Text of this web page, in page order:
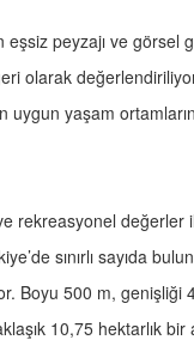
peyzajı ve görsel
olarak
uygun yaşam
rekreasyonel değerler
sınırlı sayıda
Boyu 500 m, genişliği
10,75 hektarlık bir